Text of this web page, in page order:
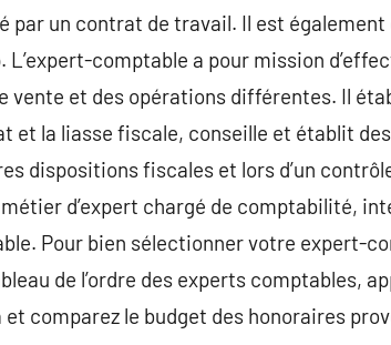
par un contrat de travail. Il est
comptable a pour mission
vente et des opérations différentes. Il
et la liasse fiscale, conseille et établit
dispositions fiscales et lors d’un
d’expert chargé de comptabilité,
Pour bien sélectionner votre expert-
de l’ordre des experts comptables,
comparez le budget des honoraires